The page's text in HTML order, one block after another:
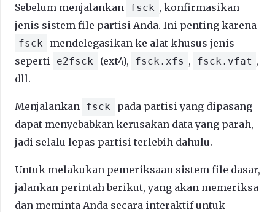
Sebelum menjalankan fsck , konfirmasikan
jenis sistem file partisi Anda. Ini penting karena
fsck
mendelegasikan ke alat khusus jenis
seperti
e2fsck (ext4), fsck.xfs , fsck.vfat ,
dll.
Menjalankan fsck
pada partisi yang dipasang
dapat menyebabkan kerusakan data yang parah,
jadi selalu lepas partisi terlebih dahulu.
Untuk melakukan pemeriksaan sistem file dasar,
jalankan perintah berikut, yang akan memeriksa
dan meminta Anda secara interaktif untuk